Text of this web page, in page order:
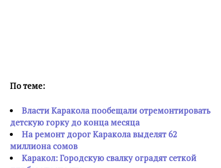
По теме:
Власти Каракола пообещали отремонтировать
детскую горку до конца месяца
На ремонт дорог Каракола выделят 62
миллиона сомов
Каракол: Городскую свалку оградят сеткой